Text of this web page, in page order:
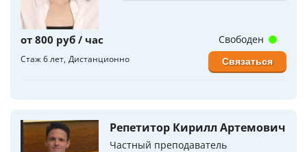
от 800 руб / час
Стаж 6 лет Дистанционно
Свободен
Связаться
Репетитор Кирилл Артемович
Частный преподаватель